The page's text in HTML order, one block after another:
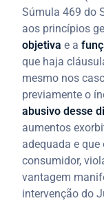
Súmula 469 do
aos princípios
objetiva e a
que haja
mesmo nos
previamente o
abusivo desse
aumentos
adequada e
consumidor,
vantagem
intervenção do